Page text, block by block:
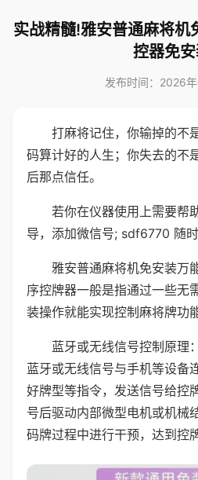
实战精髓!雅安普通麻将机
控器免
发布时间：2026
打麻将记住，你输掉的不
码算计好的人生；你失去的不
后那点信任。
若你在仪器使用上需要帮
导，添加微信号; sdf6770 随时
雅安普通麻将机免安装万
序控牌器一般是指通过一些无
装操作就能实现控制麻将牌功
蓝牙或无线信号控制原理
蓝牙或无线信号与手机等设备
好牌型等指令，发送信号给控
号后驱动内部微型电机或机械
码牌过程中进行干预，达到控